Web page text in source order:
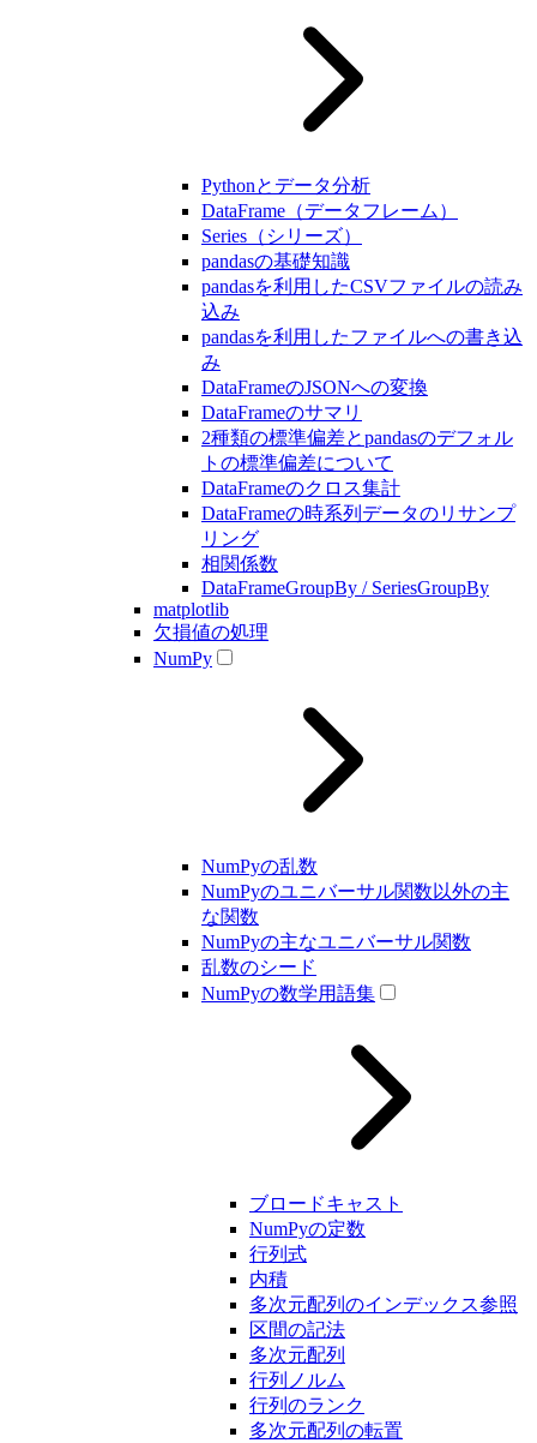
Pythonとデータ分析
DataFrame（データフレーム）
Series（シリーズ）
pandasの基礎知識
pandasを利用したCSVファイルの読み
込み
pandasを利用したファイルへの書き込
み
DataFrameのJSONへの変換
DataFrameのサマリ
2種類の標準偏差とpandasのデフォル
トの標準偏差について
DataFrameのクロス集計
DataFrameの時系列データのリサンプ
リング
相関係数
DataFrameGroupBy / SeriesGroupBy
matplotlib
欠損値の処理
NumPy
NumPyの乱数
NumPyのユニバーサル関数以外の主
な関数
NumPyの主なユニバーサル関数
乱数のシード
NumPyの数学用語集
ブロードキャスト
NumPyの定数
行列式
内積
多次元配列のインデックス参照
区間の記法
多次元配列
行列ノルム
行列のランク
多次元配列の転置